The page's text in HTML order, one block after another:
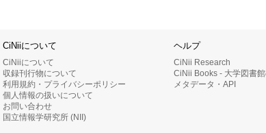
CiNiiについて
CiNiiについて
収録刊行物について
利用規約・プライバシーポリシー
個人情報の扱いについて
お問い合わせ
国立情報学研究所 (NII)
ヘルプ
CiNii Research
CiNii Books - 大学図書
メタデータ・API